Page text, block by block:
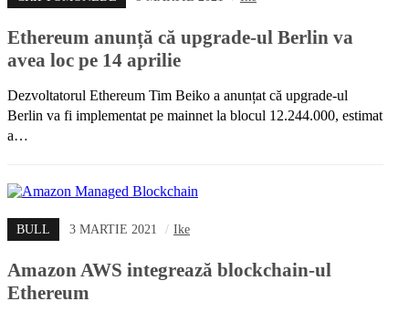
Ethereum anunță că upgrade-ul Berlin va
avea loc pe 14 aprilie
Dezvoltatorul Ethereum Tim Beiko a anunțat că upgrade-ul
Berlin va fi implementat pe mainnet la blocul 12.244.000, estimat
a…
BULL 3 MARTIE 2021 / Ike
Amazon AWS integrează blockchain-ul
Ethereum